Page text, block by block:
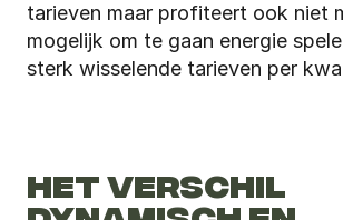
tarieven maar profiteert ook niet
mogelijk om te gaan energie
sterk wisselende tarieven per
HET VERSCHIL